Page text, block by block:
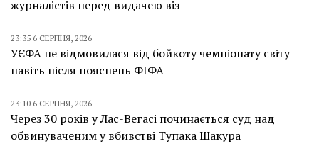
журналістів перед видачею віз
23:35 6 СЕРПНЯ, 2026
УЄФА не відмовилася від бойкоту чемпіонату світу
навіть після пояснень ФІФА
23:10 6 СЕРПНЯ, 2026
Через 30 років у Лас-Вегасі починається суд над
обвинуваченим у вбивстві Тупака Шакура